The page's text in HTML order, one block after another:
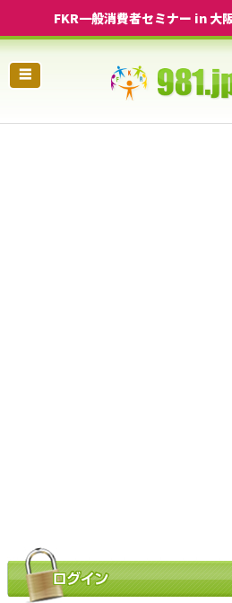
FKR一般消費者セミナー in 大
☰